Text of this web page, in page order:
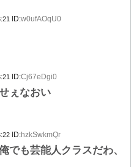
ID:w0ufAOqU0
ID:Cj67eDgi0
ぇなおい
ID:hzkSwkmQr
でも芸能人クラスだわ、